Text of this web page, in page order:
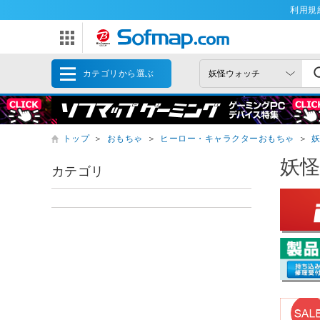
利用規
カテゴリから選ぶ
トップ ＞ おもちゃ ＞ ヒーロー・キャラクターおもちゃ ＞
妖
カテゴリ